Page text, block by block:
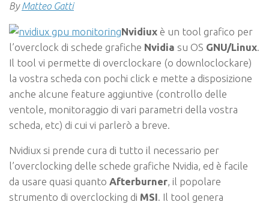
ByMatteo Gatti
Nvidiux è un tool grafico per
l’overclock di schede grafiche Nvidia su OS GNU/Linux
Il tool vi permette di overclockare (o downloclockare)
la vostra scheda con pochi click e mette a disposizione
anche alcune feature aggiuntive (controllo delle
ventole, monitoraggio di vari parametri della vostra
scheda, etc) di cui vi parlerò a breve.
Nvidiux si prende cura di tutto il necessario per
l’overclocking delle schede grafiche Nvidia, ed è facile
da usare quasi quanto Afterburner, il popolare
strumento di overclocking di MSI. Il tool genera